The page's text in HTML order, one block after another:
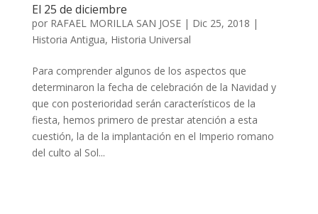
El 25 de diciembre
por RAFAEL MORILLA SAN JOSE| Dic 25, 2018 |
Historia Antigua, Historia Universal
Para comprender algunos de los aspectos que
determinaron la fecha de celebración de la Navidad y
que con posterioridad serán característicos de la
fiesta, hemos primero de prestar atención a esta
cuestión, la de la implantación en el Imperio romano
del culto al Sol...